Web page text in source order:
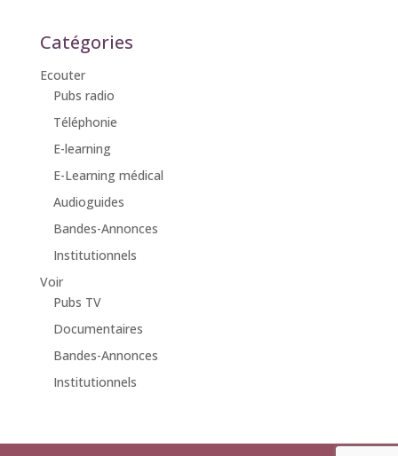
Catégories
Ecouter
Pubs radio
Téléphonie
E-learning
E-Learning médical
Audioguides
Bandes-Annonces
Institutionnels
Voir
Pubs TV
Documentaires
Bandes-Annonces
Institutionnels